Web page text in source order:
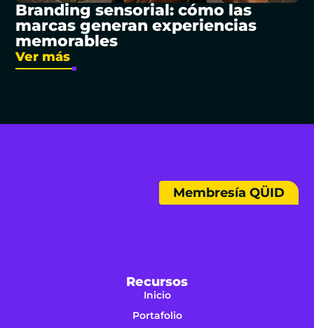
Branding sensorial: cómo las
marcas generan experiencias
memorables
Ver más
Recursos
Inicio
Portafolio
Membresía QÜID